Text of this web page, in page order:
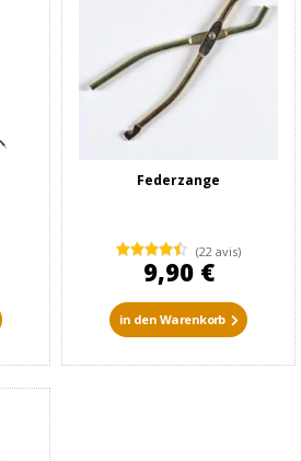
Federzange
(22 avis)
9,90 €
in den Warenkorb